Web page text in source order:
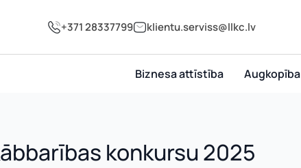
+371 28337799 klientu.serviss@llkc.lv
Biznesa attīstība Augkopība
konkursu 2025